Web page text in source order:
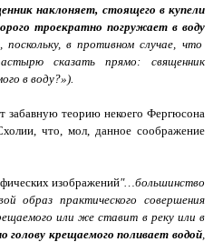
наклоняет, стоящего в купели
троекратно погружает в воду
в противном случае, что
сказать прямо: священник
в воду?»).
забавную теорию некоего Фергюсона
что, мол, данное соображение
изображений"…большинство
образ практического совершения
или же ставит в реку или в
голову крещаемого поливает водой,